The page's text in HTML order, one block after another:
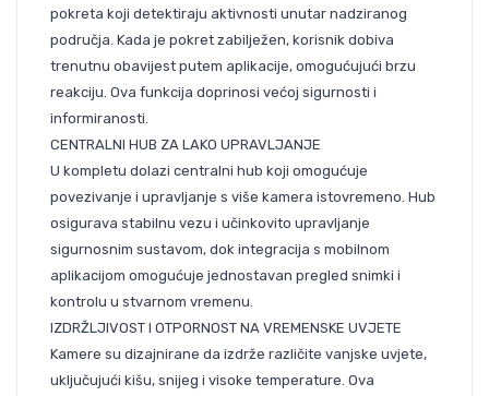
pokreta koji detektiraju aktivnosti unutar nadziranog
područja. Kada je pokret zabilježen, korisnik dobiva
trenutnu obavijest putem aplikacije, omogućujući brzu
reakciju. Ova funkcija doprinosi većoj sigurnosti i
informiranosti.
CENTRALNI HUB ZA LAKO UPRAVLJANJE
U kompletu dolazi centralni hub koji omogućuje
povezivanje i upravljanje s više kamera istovremeno. Hub
osigurava stabilnu vezu i učinkovito upravljanje
sigurnosnim sustavom, dok integracija s mobilnom
aplikacijom omogućuje jednostavan pregled snimki i
kontrolu u stvarnom vremenu.
IZDRŽLJIVOST I OTPORNOST NA VREMENSKE UVJETE
Kamere su dizajnirane da izdrže različite vanjske uvjete,
uključujući kišu, snijeg i visoke temperature. Ova